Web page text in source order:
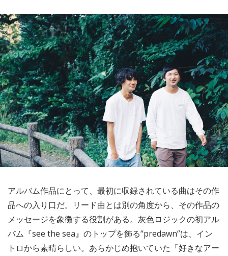
アルバム作品にとって、最初に収録されている曲はその作
品への入り口だ。リード曲とは別の角度から、その作品の
メッセージを象徴する役割がある。灰色ロジックの初アル
バム『see the sea』のトップを飾る“predawn”は、イン
トロから素晴らしい。あらかじめ抱いていた「好きなアー